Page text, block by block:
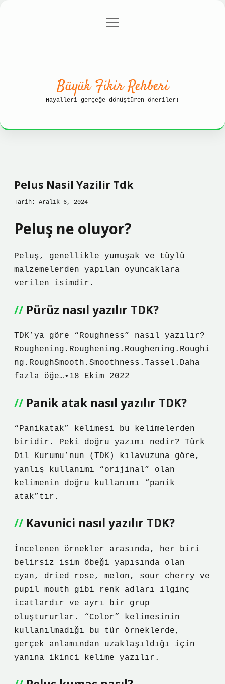
Gizlilik Politikası
menüyü
Büyük Fikir Rehberi
Hayalleri gerçeğe dönüştüren öneriler!
Pelus Nasil Yazilir Tdk
Tarih: Aralık 6, 2024
Peluş ne oluyor?
Peluş, genellikle yumuşak ve tüylü
malzemelerden yapılan oyuncaklara
verilen isimdir.
Pürüz nasıl yazılır TDK?
TDK’ya göre “Roughness” nasıl yazılır?
Roughening.Roughening.Roughening.Roughi
ng.RoughSmooth.Smoothness.Tassel.Daha
fazla öğe…•18 Ekim 2022
Panik atak nasıl yazılır TDK?
“Panikatak” kelimesi bu kelimelerden
biridir. Peki doğru yazımı nedir? Türk
Dil Kurumu’nun (TDK) kılavuzuna göre,
yanlış kullanımı “orijinal” olan
kelimenin doğru kullanımı “panik
atak”tır.
Kavunici nasıl yazılır TDK?
İncelenen örnekler arasında, her biri
belirsiz isim öbeği yapısında olan
cyan, dried rose, melon, sour cherry ve
pupil mouth gibi renk adları ilginç
icatlardır ve ayrı bir grup
oluştururlar. “Color” kelimesinin
kullanılmadığı bu tür örneklerde,
gerçek anlamından uzaklaşıldığı için
yanına ikinci kelime yazılır.